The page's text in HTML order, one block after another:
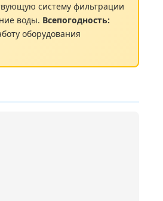
систему фильтрации
воды. Всепогодность:
оборудования